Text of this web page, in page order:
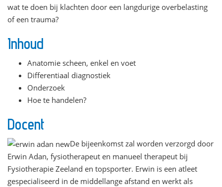
wat te doen bij klachten door een langdurige overbelasting
of een trauma?
Inhoud
Anatomie scheen, enkel en voet
Differentiaal diagnostiek
Onderzoek
Hoe te handelen?
Docent
De bijeenkomst zal worden verzorgd door
Erwin Adan, fysiotherapeut en manueel therapeut bij
Fysiotherapie Zeeland en topsporter. Erwin is een atleet
gespecialiseerd in de middellange afstand en werkt als